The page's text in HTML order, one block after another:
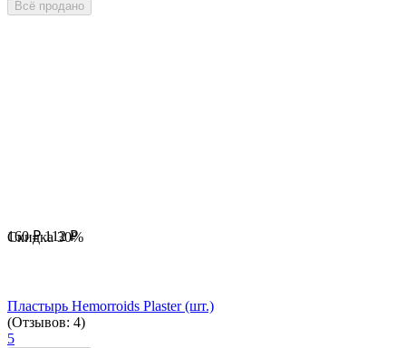
Всё продано
Скидка30%
160 ₽ 112 ₽
Пластырь Hemorroids Plaster (шт.)
(Отзывов: 4)
5